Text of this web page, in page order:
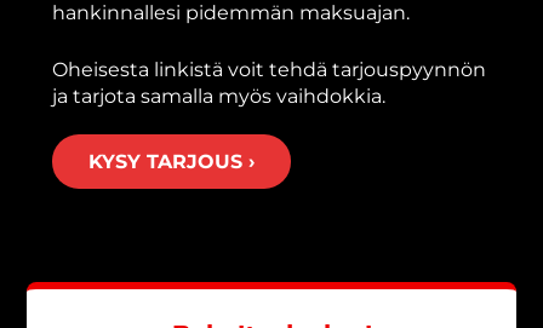
hankinnallesi pidemmän maksuajan.
Oheisesta linkistä voit tehdä tarjouspyynnön
ja tarjota samalla myös vaihdokkia.
KYSY TARJOUS ›